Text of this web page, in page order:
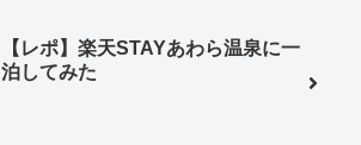
【レポ】楽天STAYあわら温泉に一
泊してみた